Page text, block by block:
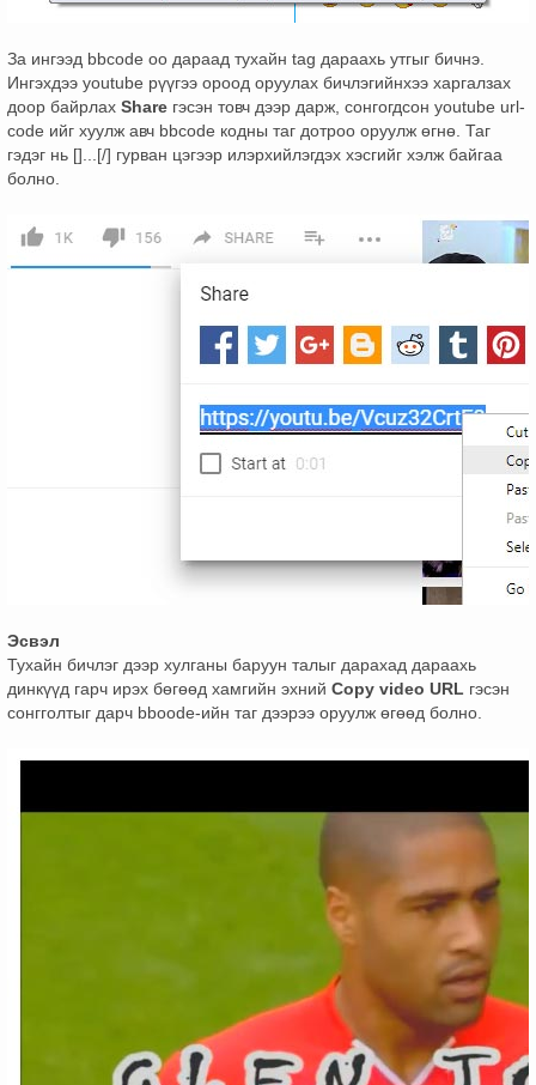
За ингээд bbcode оо дараад тухайн tag дараахь утгыг бичнэ.
Ингэхдээ youtube рүүгээ ороод оруулах бичлэгийнхээ харгалзах
доор байрлах Share гэсэн товч дээр дарж, сонгогдсон youtube url-
code ийг хуулж авч bbcode кодны таг дотроо оруулж өгнө. Таг
гэдэг нь []...[/] гурван цэгээр илэрхийлэгдэх хэсгийг хэлж байгаа
болно.
Эсвэл
Тухайн бичлэг дээр хулганы баруун талыг дарахад дараахь
динкүүд гарч ирэх бөгөөд хамгийн эхний Copy video URL гэсэн
сонгголтыг дарч bboode-ийн таг дээрээ оруулж өгөөд болно.